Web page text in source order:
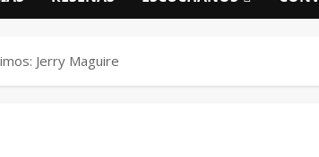
Jerry Maguire